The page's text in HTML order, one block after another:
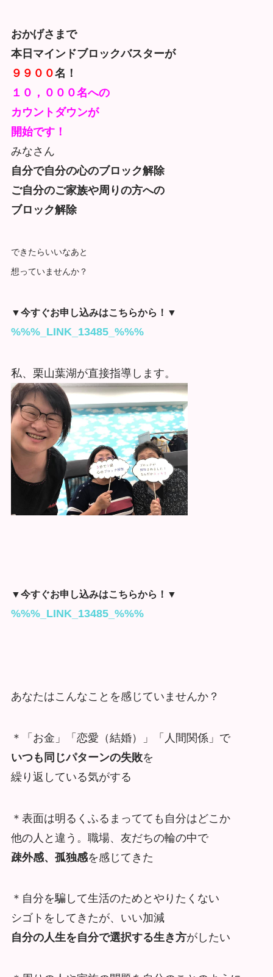
おかげさまで
本日マインドブロックバスターが
９９００名！
１０，０００名への
カウントダウンが
開始です！
みなさん
自分で自分の心のブロック解除
ご自分のご家族や周りの方への
ブロック解除
できたらいいなあと
想っていませんか？
▼今すぐお申し込みはこちらから！▼
%%%_LINK_13485_%%%
私、栗山葉湖が直接指導します。
▼今すぐお申し込みはこちらから！▼
%%%_LINK_13485_%%%
あなたはこんなことを感じていませんか？
＊「お金」「恋愛（結婚）」「人間関係」で
いつも同じパターンの失敗を
繰り返している気がする
＊表面は明るくふるまってても自分はどこか
他の人と違う。職場、友だちの輪の中で
疎外感、孤独感を感じてきた
＊自分を騙して生活のためとやりたくない
シゴトをしてきたが、いい加減
自分の人生を自分で選択する生き方がしたい